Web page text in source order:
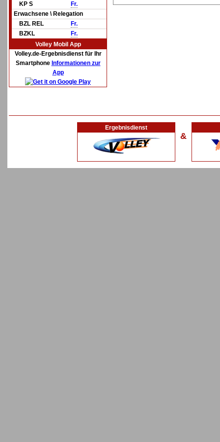
KP S
Fr.
Erwachsene \ Relegation
BZL REL
Fr.
BZKL
Fr.
Volley Mobil App
Volley.de-Ergebnisdienst für Ihr
Smartphone Informationen zur
App
Ergebnisdienst
&